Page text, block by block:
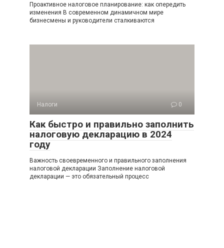
Проактивное налоговое планирование: как опередить
изменения В современном динамичном мире
бизнесмены и руководители сталкиваются
Налоги 0
Как быстро и правильно заполнить
налоговую декларацию в 2024
году
Важность своевременного и правильного заполнения
налоговой декларации Заполнение налоговой
декларации — это обязательный процесс